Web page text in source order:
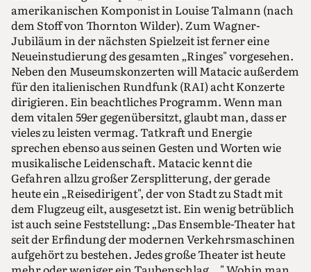
amerikanischen Komponist in Louise Talmann (nach
dem Stoff von Thornton Wilder). Zum Wagner-
Jubiläum in der nächsten Spielzeit ist ferner eine
Neueinstudierung des gesamten „Ringes" vorgesehen.
Neben den Museumskonzerten will Matacic außerdem
für den italienischen Rundfunk (RAI) acht Konzerte
dirigieren. Ein beachtliches Programm. Wenn man
dem vitalen 59er gegenübersitzt, glaubt man, dass er
vieles zu leisten vermag. Tatkraft und Energie
sprechen ebenso aus seinen Gesten und Worten wie
musikalische Leidenschaft. Matacic kennt die
Gefahren allzu großer Zersplitterung, der gerade
heute ein „Reisedirigent", der von Stadt zu Stadt mit
dem Flugzeug eilt, ausgesetzt ist. Ein wenig betrüblich
ist auch seine Feststellung: „Das Ensemble-Theater hat
seit der Erfindung der modernen Verkehrsmaschinen
aufgehört zu bestehen. Jedes große Theater ist heute